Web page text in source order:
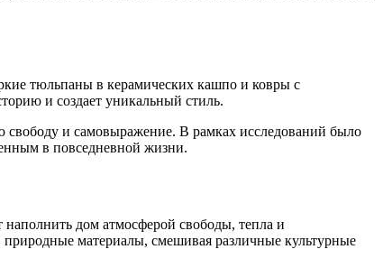
тюльпаны в керамических кашпо и ковры с
и создает уникальный стиль.
свободу и самовыражение. В рамках исследований было
в повседневной жизни.
наполнить дом атмосферой свободы, тепла и
материалы, смешивая различные культурные